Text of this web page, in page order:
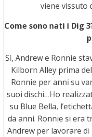
viene vissuto
Come sono nati i Dig
Sì, Andrew e Ronnie
Kilborn Alley prima
Ronnie per anni su
suoi dischi…Ho
su Blue Bella,
da anni. Ronnie si era
Andrew per lavorare di